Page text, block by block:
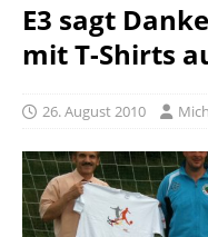
E3 sagt
mit T-Shirts
26. August 2010